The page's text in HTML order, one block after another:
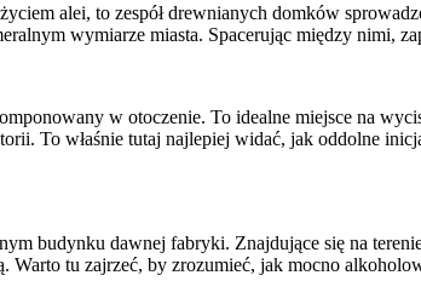
alei, to zespół drewnianych domków
wymiarze miasta. Spacerując między nimi,
w otoczenie. To idealne miejsce na
To właśnie tutaj najlepiej widać, jak oddolne
budynku dawnej fabryki. Znajdujące się na
tu zajrzeć, by zrozumieć, jak mocno